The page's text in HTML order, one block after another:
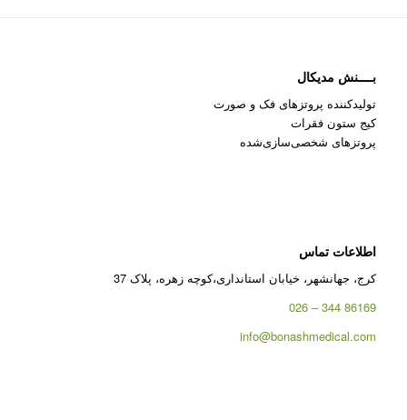
بــــنش مدیکال
تولیدکننده پروتزهای فک و صورت
کیج ستون فقرات
پروتزهای شخصی‌سازی‌شده
اطلاعات تماس
کرج، جهانشهر، خیابان استانداری،کوچه زهره، پلاک 37
86169 344 – 026
info@bonashmedical.com